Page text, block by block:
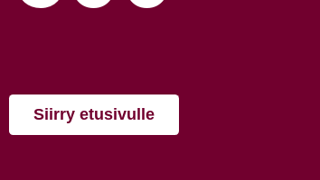
Siirry etusivulle